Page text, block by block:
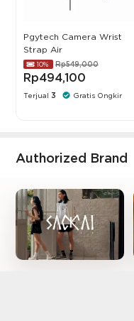
Pgytech Camera Wrist
Strap Air
10% Rp549,000
Rp494,100
Terjual3 Gratis Ongkir
Authorized Brand